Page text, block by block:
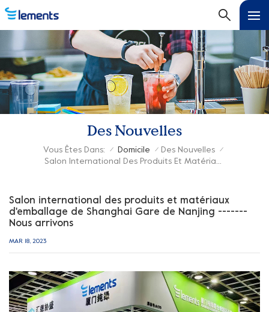
Des Nouvelles
Vous Êtes Dans: / Domicile / Des Nouvelles /
Salon International Des Produits Et Matériaux D'emballage De Shanghai Gare De Nanjing ------- Nous Arrivons
Salon international des produits et matériaux
d'emballage de Shanghai Gare de Nanjing -------
Nous arrivons
MAR 18, 2023